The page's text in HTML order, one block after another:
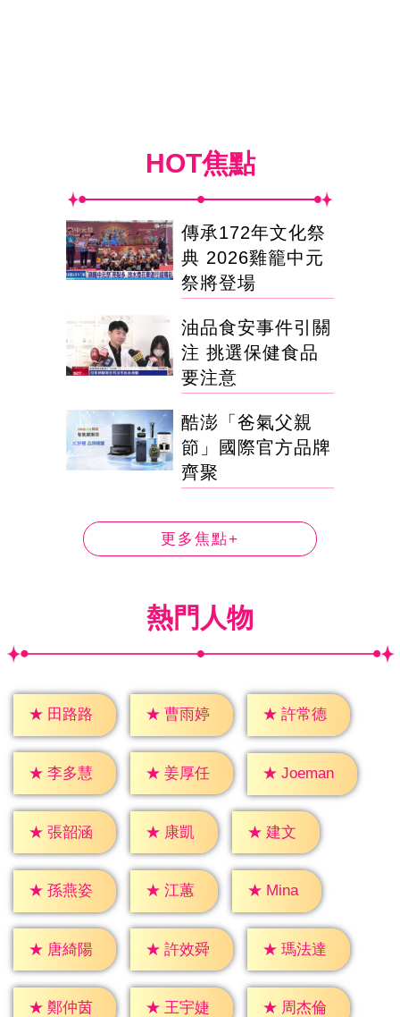
HOT焦點
傳承172年文化祭
典 2026雞籠中元
祭將登場
油品食安事件引關
注 挑選保健食品
要注意
酷澎「爸氣父親
節」國際官方品牌
齊聚
更多焦點+
熱門人物
★ 田路路 ★ 曹雨婷 ★ 許常德
★ 李多慧 ★ 姜厚任 ★ Joeman
★ 張韶涵 ★ 康凱 ★ 建文
★ 孫燕姿 ★ 江蕙 ★ Mina
★ 唐綺陽 ★ 許效舜 ★ 瑪法達
★ 鄭仲茵 ★ 王宇婕 ★ 周杰倫